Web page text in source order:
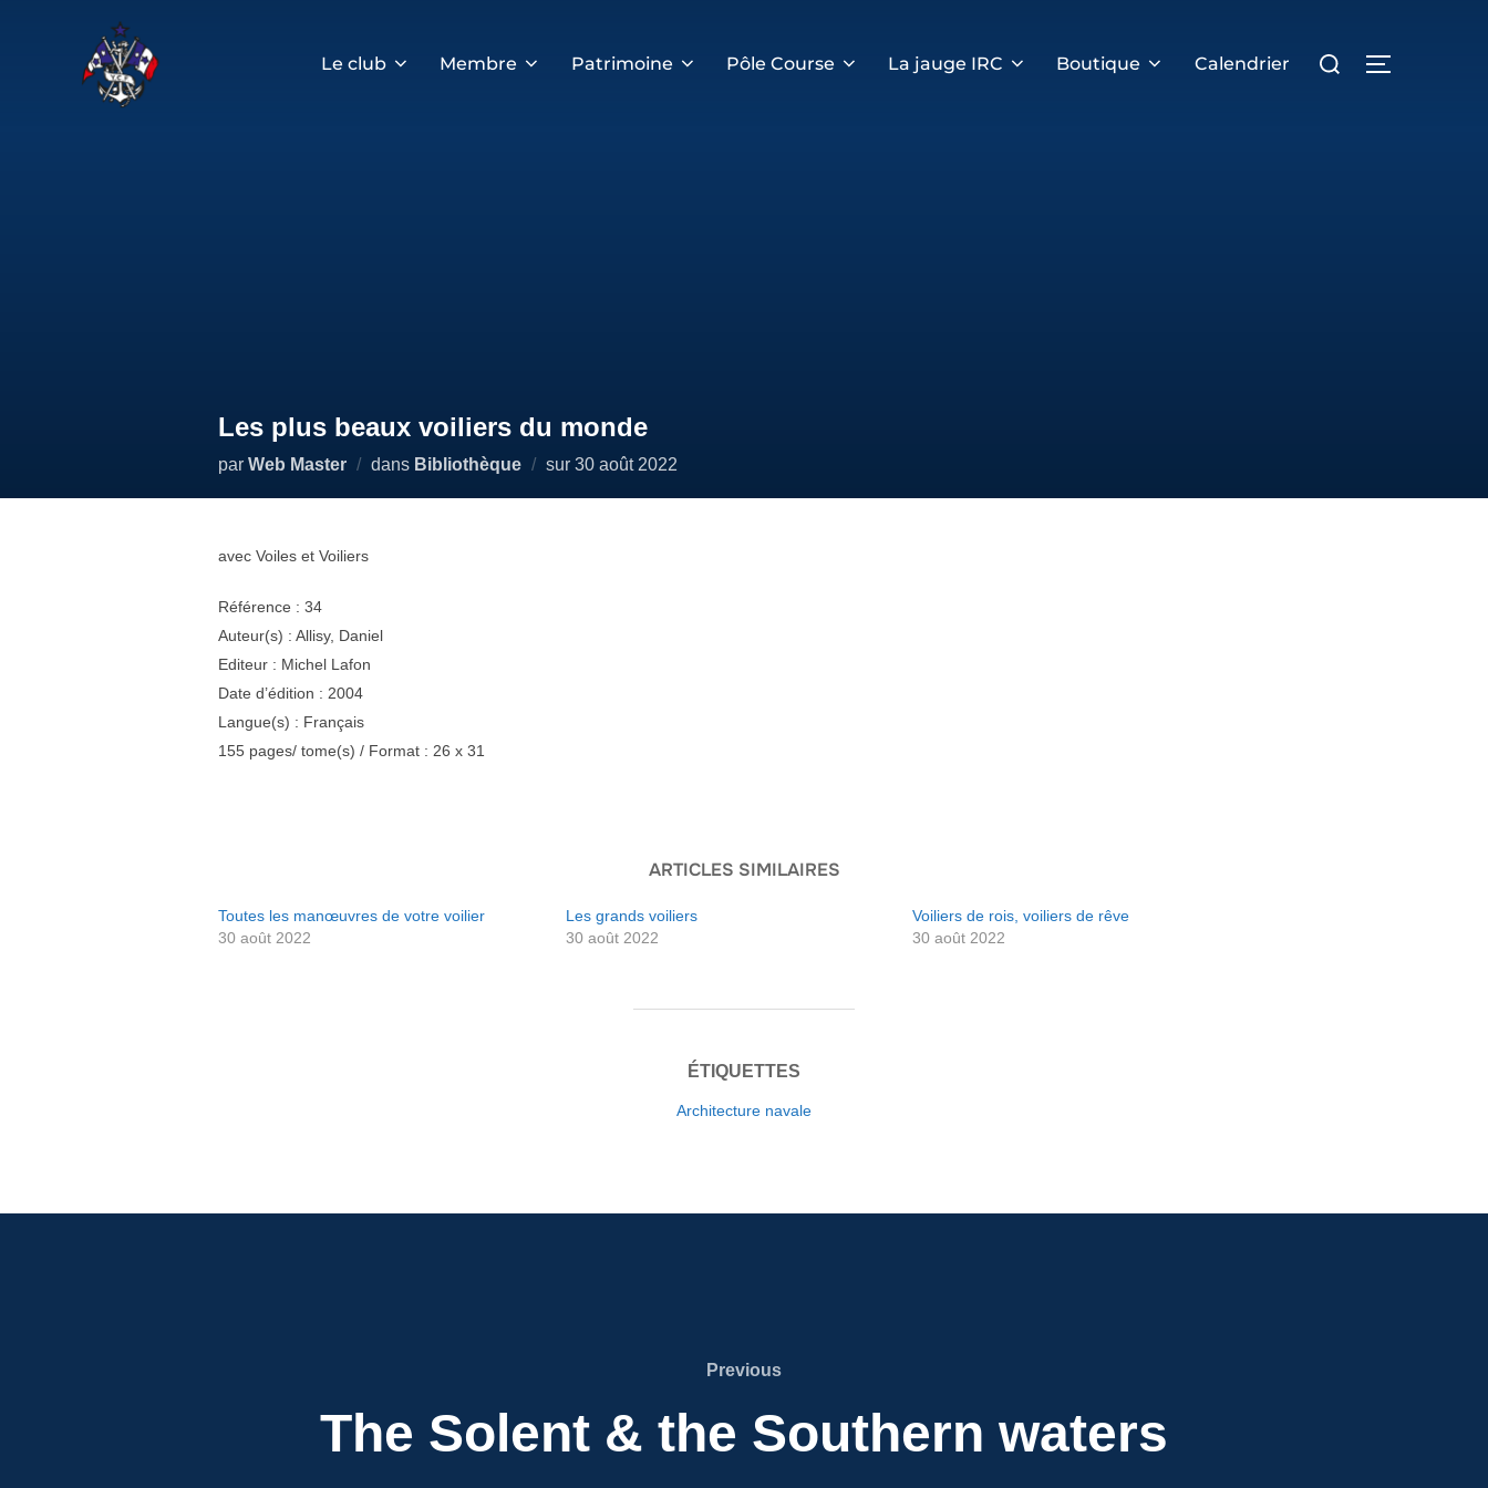
Le club Membre Patrimoine Pôle Course La jauge IRC Boutique Calendrier
PERMUTER
Les plus beaux voiliers du monde
par Web Master dans Bibliothèque sur Publié
30 août 2022
avec Voiles et Voiliers
Référence : 34
Auteur(s) : Allisy, Daniel
Editeur : Michel Lafon
Date d’édition : 2004
Langue(s) : Français
155 pages/ tome(s) / Format : 26 x 31
ARTICLES SIMILAIRES
Toutes les manœuvres de votre voilier
30 août 2022
Les grands voiliers
30 août 2022
Voiliers de rois, voiliers de rêve
30 août 2022
ÉTIQUETTES
Architecture navale
Previous
Previous
The Solent & the Southern waters